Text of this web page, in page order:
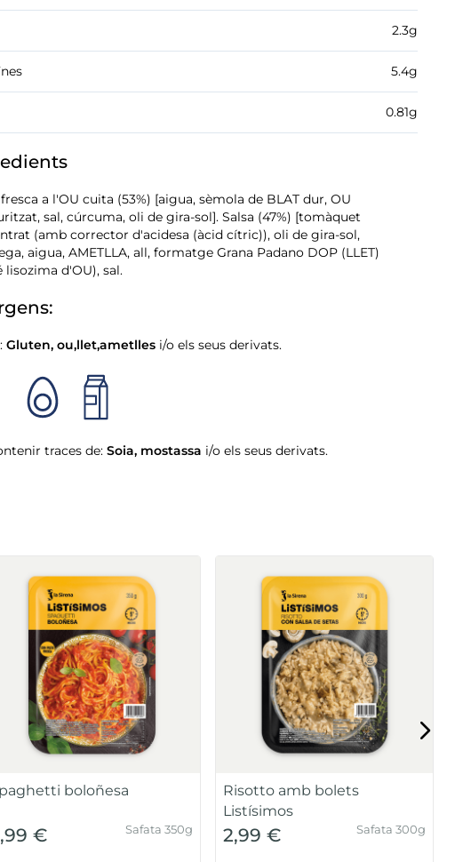
2.3g
5.4g
0.81g
a l'OU cuita (53%) [aigua, sèmola de BLAT dur, OU
sal, cúrcuma, oli de gira-sol]. Salsa (47%) [tomàquet
(amb corrector d'acidesa (àcid cítric)), oli de gira-sol,
aigua, AMETLLA, all, formatge Grana Padano DOP (LLET)
lisozima d'OU), sal.
Gluten, ou,llet,ametlles i/o els seus derivats.
traces de: Soia, mostassa i/o els seus derivats.
boloñesa
€ Safata 350g
Risotto amb bolets
Listísimos
2,99 € Safata 300g